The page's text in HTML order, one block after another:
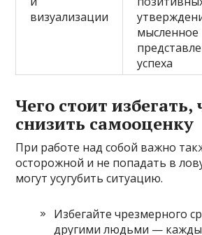
визуализации
мысленное
успеха
Чего стоит
снизить самооценку
При работе над собой важно
осторожной и не попадать в
могут усугубить ситуацию.
Избегайте чрезмерного
другими людьми —